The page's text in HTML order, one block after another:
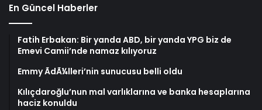
En Güncel Haberler
Fatih Erbakan: Bir yanda ABD, bir yanda YPG biz de
Emevi Camii’nde namaz kılıyoruz
Emmy ÃdÃ¼lleri’nin sunucusu belli oldu
Kılıçdaroğlu’nun mal varlıklarına ve banka hesaplarına
haciz konuldu